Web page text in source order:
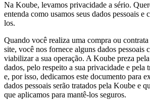
Na Koube, levamos privacidade a sério.
entenda como usamos seus dados pessoais e
los.
Quando você realiza uma compra ou
site, você nos fornece alguns dados pessoais
viabilizar a sua operação. A Koube preza
dados, pelo respeito a sua privacidade e pela
e, por isso, dedicamos este documento para
dados pessoais serão tratados pela Koube e
que aplicamos para mantê-los seguros.